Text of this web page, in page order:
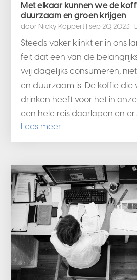
Met elkaar kunnen we de
duurzaam en groen krijgen
door Nicky Koppert |sep 20, 2023 |
Steeds vaker klinkt er in ons
feit dat een van de
wij dagelijks consumeren,
en duurzaam is. De koffie die
drinken heeft voor het in
een hele reis doorlopen en
Lees meer